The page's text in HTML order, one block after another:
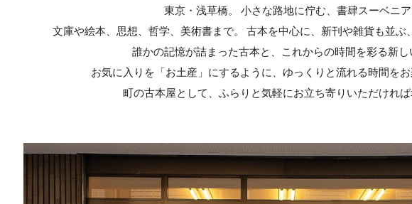
東京・浅草橋。 小さな路地に佇む、書肆スーベニア
文庫や絵本、思想、哲学、美術書まで。 古本を中心に、新刊や雑貨も並ぶ
誰かの記憶が詰まった古本と、これからの時間を彩る新し
お気に入りを「お土産」にするように、ゆっくりと流れる時間をお
町の古本屋として、ふらりと気軽にお立ち寄りいただければ